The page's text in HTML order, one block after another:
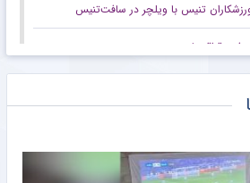
تنیس با ویلچر در سافت‌تنیس
فنی قزاقستان
والیبال چقدر پاداش گرفتند؟